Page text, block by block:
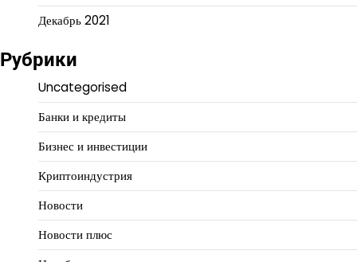
Декабрь 2021
Рубрики
Uncategorised
Банки и кредиты
Бизнес и инвестиции
Криптоиндустрия
Новости
Новости плюс